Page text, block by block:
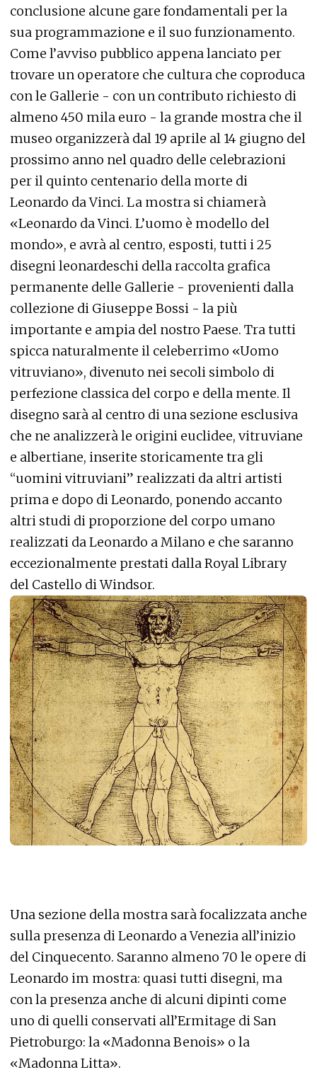
conclusione alcune gare fondamentali per la
sua programmazione e il suo funzionamento.
Come l’avviso pubblico appena lanciato per
trovare un operatore che cultura che coproduca
con le Gallerie - con un contributo richiesto di
almeno 450 mila euro - la grande mostra che il
museo organizzerà dal 19 aprile al 14 giugno del
prossimo anno nel quadro delle celebrazioni
per il quinto centenario della morte di
Leonardo da Vinci. La mostra si chiamerà
«Leonardo da Vinci. L’uomo è modello del
mondo», e avrà al centro, esposti, tutti i 25
disegni leonardeschi della raccolta grafica
permanente delle Gallerie - provenienti dalla
collezione di Giuseppe Bossi - la più
importante e ampia del nostro Paese. Tra tutti
spicca naturalmente il celeberrimo «Uomo
vitruviano», divenuto nei secoli simbolo di
perfezione classica del corpo e della mente. Il
disegno sarà al centro di una sezione esclusiva
che ne analizzerà le origini euclidee, vitruviane
e albertiane, inserite storicamente tra gli
“uomini vitruviani” realizzati da altri artisti
prima e dopo di Leonardo, ponendo accanto
altri studi di proporzione del corpo umano
realizzati da Leonardo a Milano e che saranno
eccezionalmente prestati dalla Royal Library
del Castello di Windsor.
Una sezione della mostra sarà focalizzata anche
sulla presenza di Leonardo a Venezia all’inizio
del Cinquecento. Saranno almeno 70 le opere di
Leonardo im mostra: quasi tutti disegni, ma
con la presenza anche di alcuni dipinti come
uno di quelli conservati all’Ermitage di San
Pietroburgo: la «Madonna Benois» o la
«Madonna Litta».